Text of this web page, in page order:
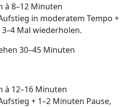
à 8–12 Minuten
in moderatem Tempo +
Mal wiederholen.
30–45 Minuten
à 12–16 Minuten
+ 1–2 Minuten Pause,